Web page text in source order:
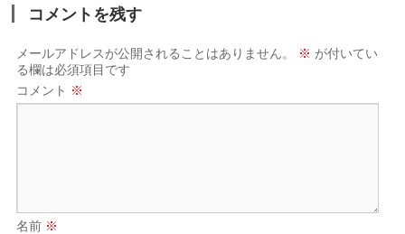
コメントを残す
メールアドレスが公開されることはありません。 ※ が付いてい
る欄は必須項目です
コメント ※
名前 ※